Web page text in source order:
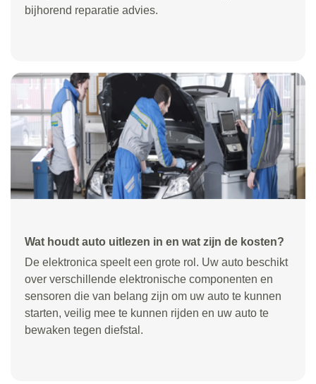
bijhorend reparatie advies.
Wat houdt auto uitlezen in en wat zijn de kosten?
De elektronica speelt een grote rol. Uw auto beschikt
over verschillende elektronische componenten en
sensoren die van belang zijn om uw auto te kunnen
starten, veilig mee te kunnen rijden en uw auto te
bewaken tegen diefstal.